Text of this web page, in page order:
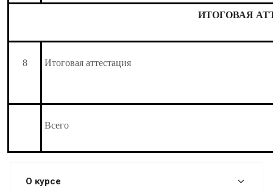
ИТОГОВАЯ
8 Итоговая аттестация
Всего
О курсе